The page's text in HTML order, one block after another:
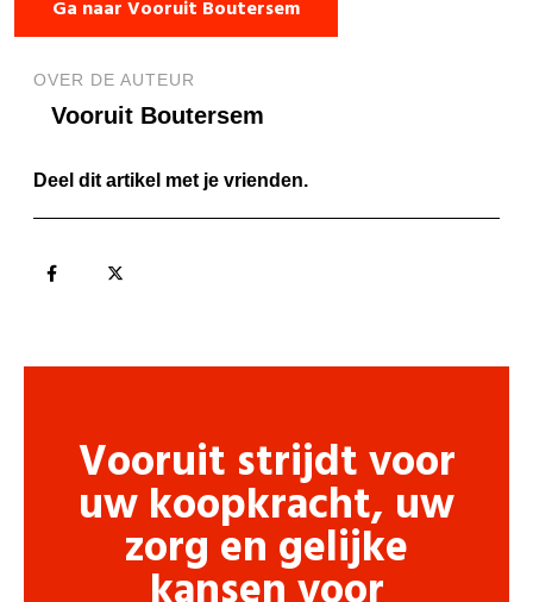
Ga naar Vooruit Boutersem
OVER DE AUTEUR
Vooruit Boutersem
Deel dit artikel met je vrienden.
Vooruit strijdt voor
uw koopkracht, uw
zorg en gelijke